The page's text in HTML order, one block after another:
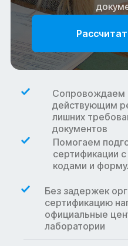
Без задержек
сертификацию
официальные
лаборатории
Помогаем
сертификации
кодами и
Сопровождаем
действующим
лишних
документов